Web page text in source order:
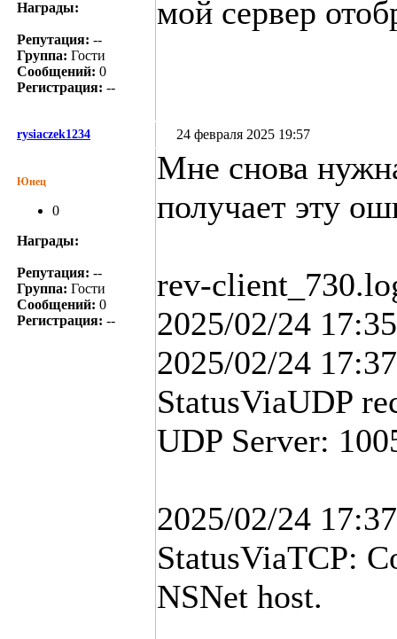
Награды:
Репутация: --
Группа: Гости
Сообщений: 0
Регистрация: --
мой сервер
rysiaczek1234 24 февраля 2025 19:57
Юнец
0
Награды:
Репутация: --
Группа: Гости
Сообщений: 0
Регистрация: --
Мне снова
получает эту
rev-
2025/02/24
2025/02/24
StatusViaUDP
UDP Server:
2025/02/24
StatusViaTCP:
NSNet host.